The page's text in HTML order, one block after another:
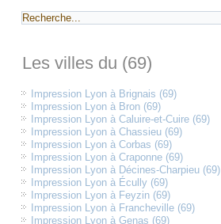
Les villes du (69)
Impression Lyon à Brignais (69)
Impression Lyon à Bron (69)
Impression Lyon à Caluire-et-Cuire (69)
Impression Lyon à Chassieu (69)
Impression Lyon à Corbas (69)
Impression Lyon à Craponne (69)
Impression Lyon à Décines-Charpieu (69)
Impression Lyon à Écully (69)
Impression Lyon à Feyzin (69)
Impression Lyon à Francheville (69)
Impression Lyon à Genas (69)